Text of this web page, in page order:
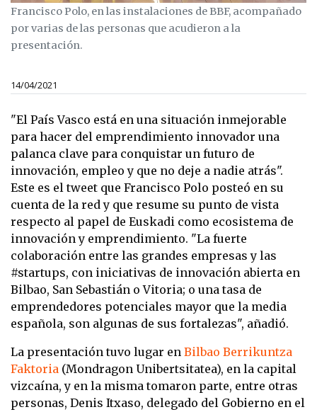
Francisco Polo, en las instalaciones de BBF, acompañado
por varias de las personas que acudieron a la
presentación.
14/04/2021
"El País Vasco está en una situación inmejorable
para hacer del emprendimiento innovador una
palanca clave para conquistar un futuro de
innovación, empleo y que no deje a nadie atrás".
Este es el tweet que Francisco Polo posteó en su
cuenta de la red y que resume su punto de vista
respecto al papel de Euskadi como ecosistema de
innovación y emprendimiento. "La fuerte
colaboración entre las grandes empresas y las
#startups, con iniciativas de innovación abierta en
Bilbao, San Sebastián o Vitoria; o una tasa de
emprendedores potenciales mayor que la media
española, son algunas de sus fortalezas", añadió.
La presentación tuvo lugar en Bilbao Berrikuntza
Faktoria (Mondragon Unibertsitatea), en la capital
vizcaína, y en la misma tomaron parte, entre otras
personas, Denis Itxaso, delegado del Gobierno en el